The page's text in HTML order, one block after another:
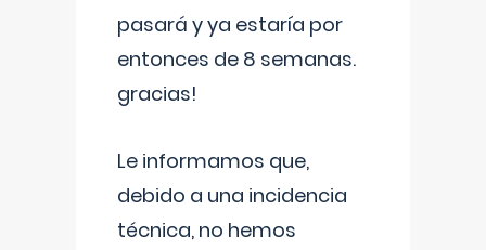
pasará y ya estaría por
entonces de 8 semanas.
gracias!
Le informamos que,
debido a una incidencia
técnica, no hemos